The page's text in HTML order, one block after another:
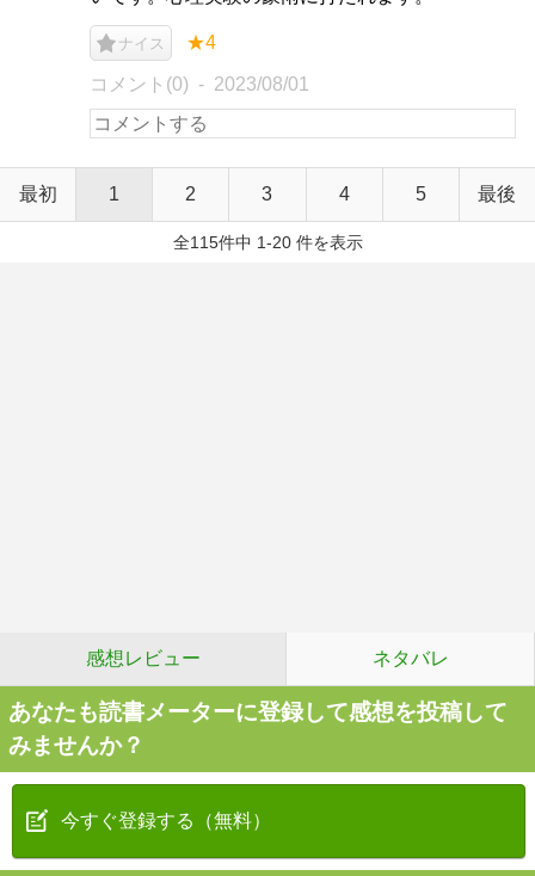
ナイス ★4
コメント(0) 2023/08/01
最初 1 2 3 4 5 最後
全115件中 1-20 件を表示
感想レビュー ネタバレ
あなたも読書メーターに登録して感想を投稿して
みませんか？
今すぐ登録する（無料）